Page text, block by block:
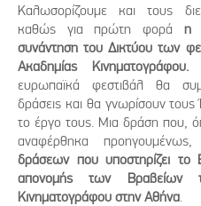
Καλωσορίζουμε και τους
καθώς για πρώτη φορά η
συνάντηση του Δικτύου των
Ακαδημίας Κινηματογράφου.
ευρωπαϊκά φεστιβάλ θα
δράσεις και θα γνωρίσουν τους
το έργο τους. Μια δράση που,
αναφέρθηκα
δράσεων που υποστηρίζει
απονομής των Βραβείων
Κινηματογράφου στην Αθήνα